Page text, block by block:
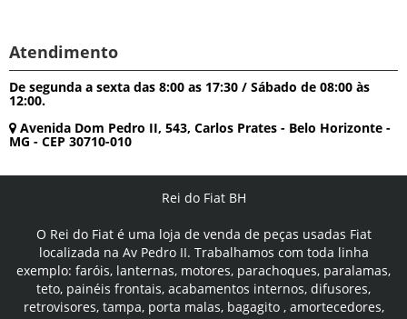
Atendimento
De segunda a sexta das 8:00 as 17:30 / Sábado de 08:00 às
12:00.
Avenida Dom Pedro II, 543, Carlos Prates - Belo Horizonte -
MG - CEP 30710-010
Rei do Fiat BH
O Rei do Fiat é uma loja de venda de peças usadas Fiat
localizada na Av Pedro II. Trabalhamos com toda linha
exemplo: faróis, lanternas, motores, parachoques, paralamas,
teto, painéis frontais, acabamentos internos, difusores,
retrovisores, tampa, porta malas, bagagito , amortecedores,